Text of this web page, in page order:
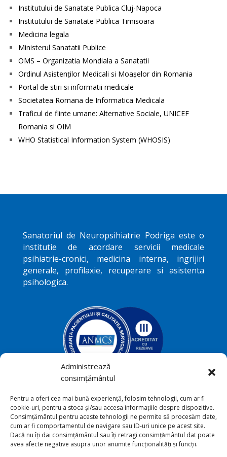
Administrează
consimțământul
Pentru a oferi cea mai bună experiență, folosim tehnologii, cum ar fi
cookie-uri, pentru a stoca și/sau accesa informațiile despre dispozitive.
Consimțământul pentru aceste tehnologii ne permite să procesăm date,
cum ar fi comportamentul de navigare sau ID-uri unice pe acest site.
Dacă nu îți dai consimțământul sau îți retragi consimțământul dat poate
avea afecte negative asupra unor anumite funcționalități și funcții.
Institutului de Sanatate Publica Cluj-Napoca
Institutului de Sanatate Publica Timisoara
Medicina legala
Ministerul Sanatatii Publice
OMS – Organizatia Mondiala a Sanatatii
Ordinul Asistenţilor Medicali si Moaşelor din Romania
Portal de stiri si informatii medicale
Societatea Romana de Informatica Medicala
Traficul de fiinte umane: Alternative Sociale, UNICEF
Romania si OIM
WHO Statistical Information System (WHOSIS)
Sanatoriul de Neuropsihiatrie Podriga este o
institutie de acordare servicii medicale
psihiatrie-cronici, medicina interna, ingrijiri
generale, profilaxie, recuperare si asistenta
psihologica.

Podriga, com. Draguseni, jud.
Botoşani
 +40231 541 211